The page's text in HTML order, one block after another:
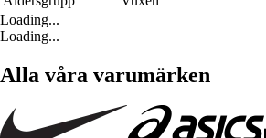
Loading...
Loading...
Alla våra varumärken